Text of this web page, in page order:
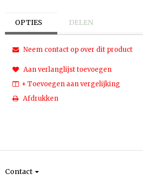
OPTIES DELEN
Neem contact op over dit product
Aan verlanglijst toevoegen
+ Toevoegen aan vergelijking
Afdrukken
Contact